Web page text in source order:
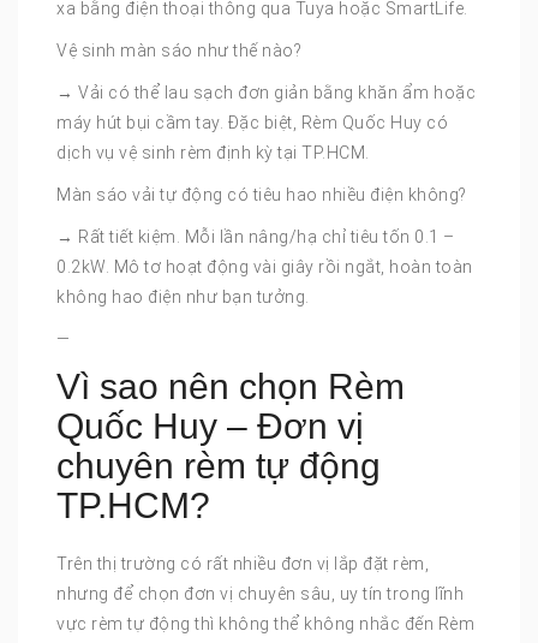
xa bằng điện thoại thông qua Tuya hoặc SmartLife.
Vệ sinh màn sáo như thế nào?
→ Vải có thể lau sạch đơn giản bằng khăn ẩm hoặc
máy hút bụi cầm tay. Đặc biệt, Rèm Quốc Huy có
dịch vụ vệ sinh rèm định kỳ tại TP.HCM.
Màn sáo vải tự động có tiêu hao nhiều điện không?
→ Rất tiết kiệm. Mỗi lần nâng/hạ chỉ tiêu tốn 0.1 –
0.2kW. Mô tơ hoạt động vài giây rồi ngắt, hoàn toàn
không hao điện như bạn tưởng.
—
Vì sao nên chọn Rèm
Quốc Huy – Đơn vị
chuyên rèm tự động
TP.HCM?
Trên thị trường có rất nhiều đơn vị lắp đặt rèm,
nhưng để chọn đơn vị chuyên sâu, uy tín trong lĩnh
vực rèm tự động thì không thể không nhắc đến Rèm